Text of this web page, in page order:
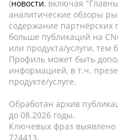
(новости, включая
аналитические обзоры
содержание партнёрских
больше публикаций на
или продукта/услуги,
Профиль может быть
информацией, в т.ч.
продукте/услуге.
Обработан архив
до 08.2026 годы.
Ключевых фраз выявлено
724413.